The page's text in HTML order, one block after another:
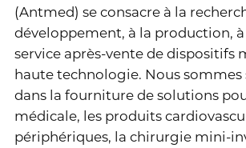
(Antmed) se consacre à la
développement, à la production,
service après-vente de dispositifs
haute technologie. Nous sommes
dans la fourniture de solutions
médicale, les produits
périphériques, la chirurgie mini-